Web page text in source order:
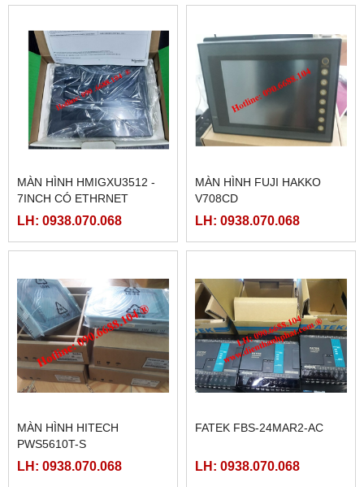
MÀN HÌNH HMIGXU3512 -
7INCH CÓ ETHRNET
LH: 0938.070.068
MÀN HÌNH FUJI HAKKO
V708CD
LH: 0938.070.068
MÀN HÌNH HITECH
PWS5610T-S
LH: 0938.070.068
FATEK FBS-24MAR2-AC
LH: 0938.070.068